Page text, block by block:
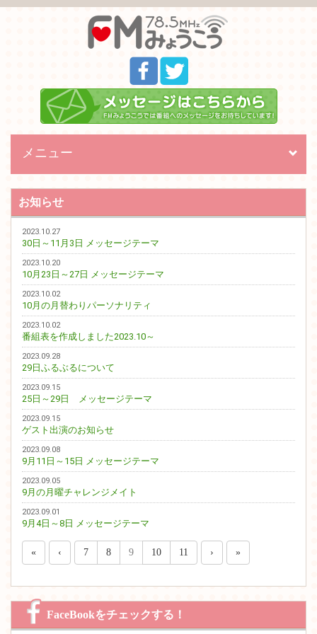
Toggle
メニュー
お知らせ
2023.10.27
30日～11月3日 メッセージテーマ
2023.10.20
10月23日～27日 メッセージテーマ
2023.10.02
10月の月替わりパーソナリティ
2023.10.02
番組表を作成しました2023.10～
2023.09.28
29日ふるぶるについて
2023.09.15
25日～29日 メッセージテーマ
2023.09.15
ゲスト出演のお知らせ
2023.09.08
9月11日～15日 メッセージテーマ
2023.09.05
9月の月曜チャレンジメイト
2023.09.01
9月4日～8日 メッセージテーマ
« ‹ 7 8 9 10 11 › »
FaceBookをチェックする！